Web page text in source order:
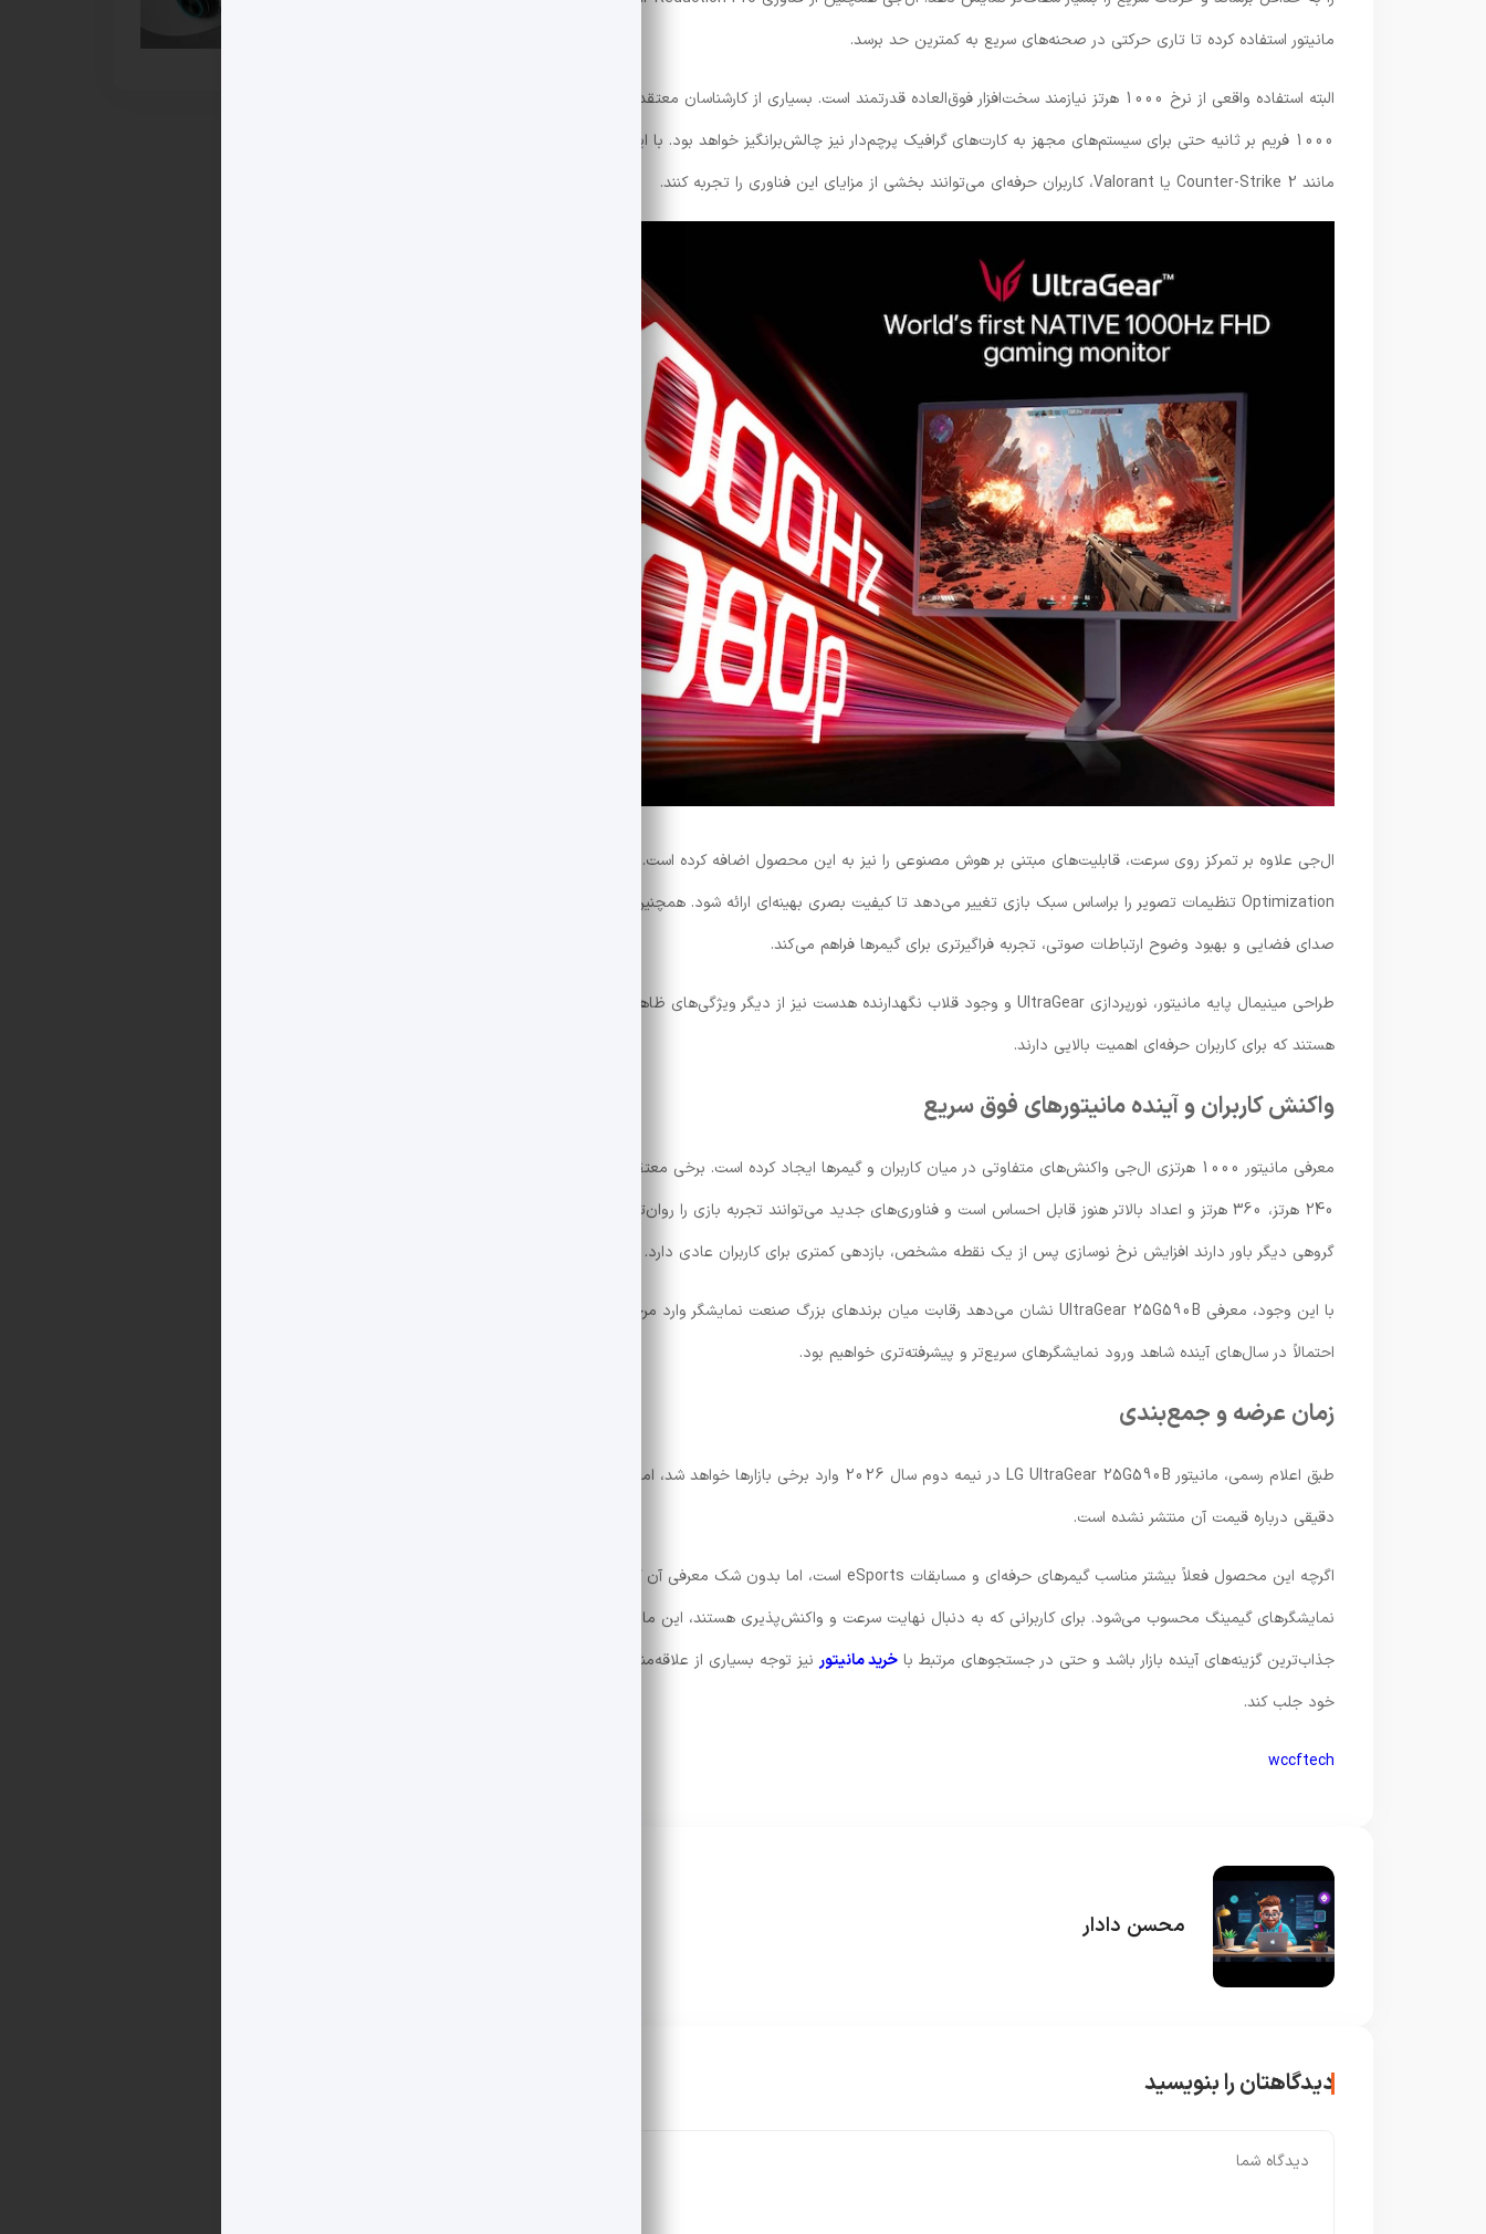
مانیتور استفاده کرده تا تاری حرکتی در صحنه‌های سریع به کمترین حد برسد.
البته استفاده واقعی از نرخ 1000 هرتز نیازمند سخت‌افزار فوق‌العاده قدرتمند است. بسیاری از کارشناسان معتقدند دستیابی به
1000 فریم بر ثانیه حتی برای سیستم‌های مجهز به کارت‌های گرافیک پرچم‌دار نیز چالش‌برانگیز خواهد بود. با این حال، در بازی‌هایی
مانند Counter-Strike 2 یا Valorant، کاربران حرفه‌ای می‌توانند بخشی از مزایای این فناوری را تجربه کنند.
صدای فضایی و بهبود وضوح ارتباطات صوتی، تجربه فراگیرتری برای گیمرها فراهم می‌کند.
طراحی مینیمال پایه مانیتور، نورپردازی UltraGear و وجود قلاب نگهدارنده هدست نیز از دیگر ویژگی‌های ظاهری این محصول
هستند که برای کاربران حرفه‌ای اهمیت بالایی دارند.
واکنش کاربران و آینده مانیتورهای فوق سریع
معرفی مانیتور 1000 هرتزی ال‌جی واکنش‌های متفاوتی در میان کاربران و گیمرها ایجاد کرده است. برخی معتقدند تفاوت میان
240 هرتز، 360 هرتز و اعداد بالاتر هنوز قابل احساس است و فناوری‌های جدید می‌توانند تجربه بازی را روان‌تر کنند. در مقابل،
گروهی دیگر باور دارند افزایش نرخ نوسازی پس از یک نقطه مشخص، بازدهی کمتری برای کاربران عادی دارد.
با این وجود، معرفی UltraGear 25G590B نشان می‌دهد رقابت میان برندهای بزرگ صنعت نمایشگر وارد مرحله تازه‌ای شده و
احتمالاً در سال‌های آینده شاهد ورود نمایشگرهای سریع‌تر و پیشرفته‌تری خواهیم بود.
زمان عرضه و جمع‌بندی
طبق اعلام رسمی، مانیتور LG UltraGear 25G590B در نیمه دوم سال 2026 وارد برخی بازارها خواهد شد، اما هنوز اطلاعات
دقیقی درباره قیمت آن منتشر نشده است.
اگرچه این محصول فعلاً بیشتر مناسب گیمرهای حرفه‌ای و مسابقات eSports است، اما بدون شک معرفی آن گامی مهم در تکامل
نمایشگرهای گیمینگ محسوب می‌شود. برای کاربرانی که به دنبال نهایت سرعت و واکنش‌پذیری هستند، این مانیتور می‌تواند یکی از
جذاب‌ترین گزینه‌های آینده بازار باشد و حتی در جستجوهای مرتبط با خرید مانیتور نیز توجه بسیاری از علاقه‌مندان سخت‌افزار را به
خود جلب کند.
wccftech
محسن دادار
دیدگاهتان را بنویسید